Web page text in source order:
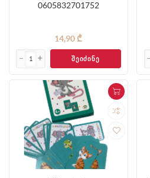
0605832701752
14,90 ₾
ᲨᲔᲘᲫᲘᲜᲔ